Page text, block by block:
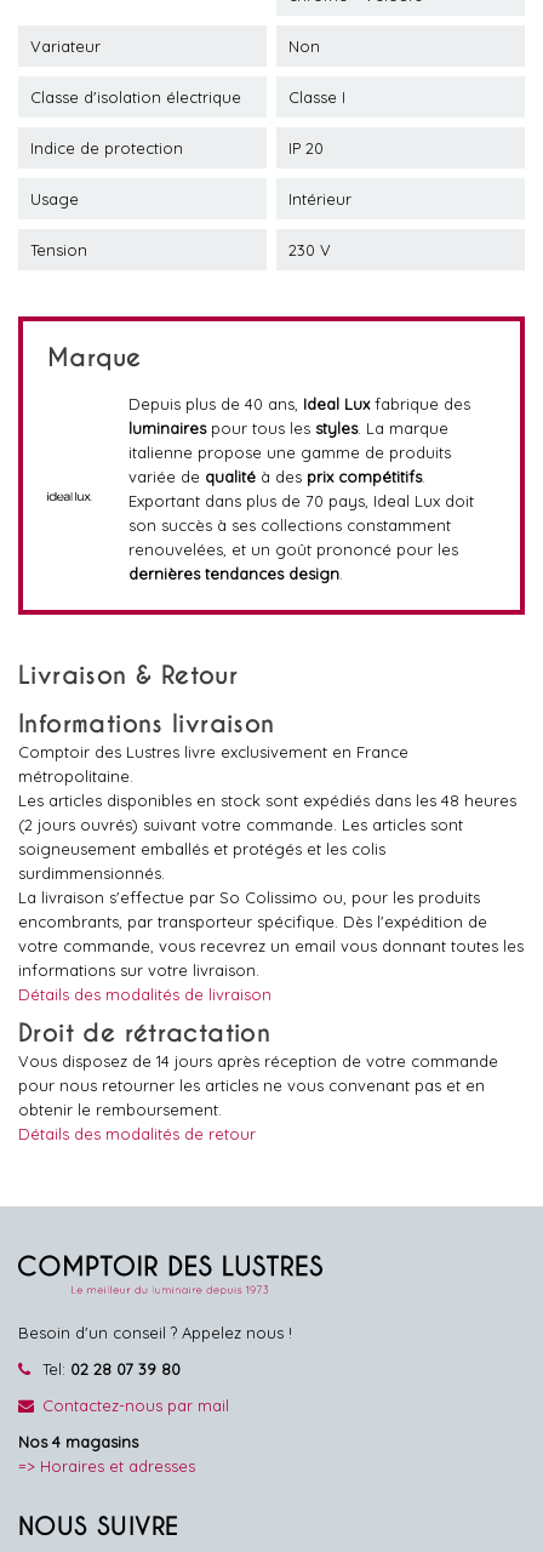
Variateur Non
Classe d'isolation électrique Classe I
Indice de protection IP 20
Usage Intérieur
Tension 230 V
Marque
Depuis plus de 40 ans, Ideal Luxfabrique des
luminairespour tous les styles. La marque
italienne propose une gamme de produits
variée de qualitéà des prix compétitifs.
Exportant dans plus de 70 pays, Ideal Lux doit
son succès à ses collections constamment
renouvelées, et un goût prononcé pour les
dernières tendances design.
Livraison & Retour
Informations livraison
Comptoir des Lustres livre exclusivement en France
métropolitaine.
Les articles disponibles en stock sont expédiés dans les 48 heures
(2 jours ouvrés) suivant votre commande. Les articles sont
soigneusement emballés et protégés et les colis
surdimmensionnés.
La livraison s'effectue par So Colissimo ou, pour les produits
encombrants, par transporteur spécifique. Dès l'expédition de
votre commande, vous recevrez un email vous donnant toutes les
informations sur votre livraison.
Détails des modalités de livraison
Droit de rétractation
Vous disposez de 14 jours après réception de votre commande
pour nous retourner les articles ne vous convenant pas et en
obtenir le remboursement.
Détails des modalités de retour
Besoin d'un conseil ? Appelez nous !
Tel: 02 28 07 39 80
Contactez-nous par mail
Nos 4 magasins
=> Horaires et adresses
NOUS SUIVRE